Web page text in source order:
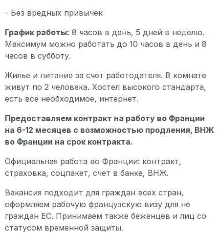
- Без вредных привычек
График работы: 8 часов в день, 5 дней в неделю.
Максимум можно работать до 10 часов в день и 8
часов в субботу.
Жилье и питание за счет работодателя. В комнате
живут по 2 человека. Хостел высокого стандарта,
есть все необходимое, интернет.
Предоставляем контракт на работу во Франции
на 6-12 месяцев с возможностью продления, ВНЖ
во Франции на срок контракта.
Официальная работа во Франции: контракт,
страховка, соцпакет, счет в банке, ВНЖ.
Вакансия подходит для граждан всех стран,
оформляем рабочую французскую визу для не
граждан ЕС. Принимаем также беженцев и лиц со
статусом временной защиты.